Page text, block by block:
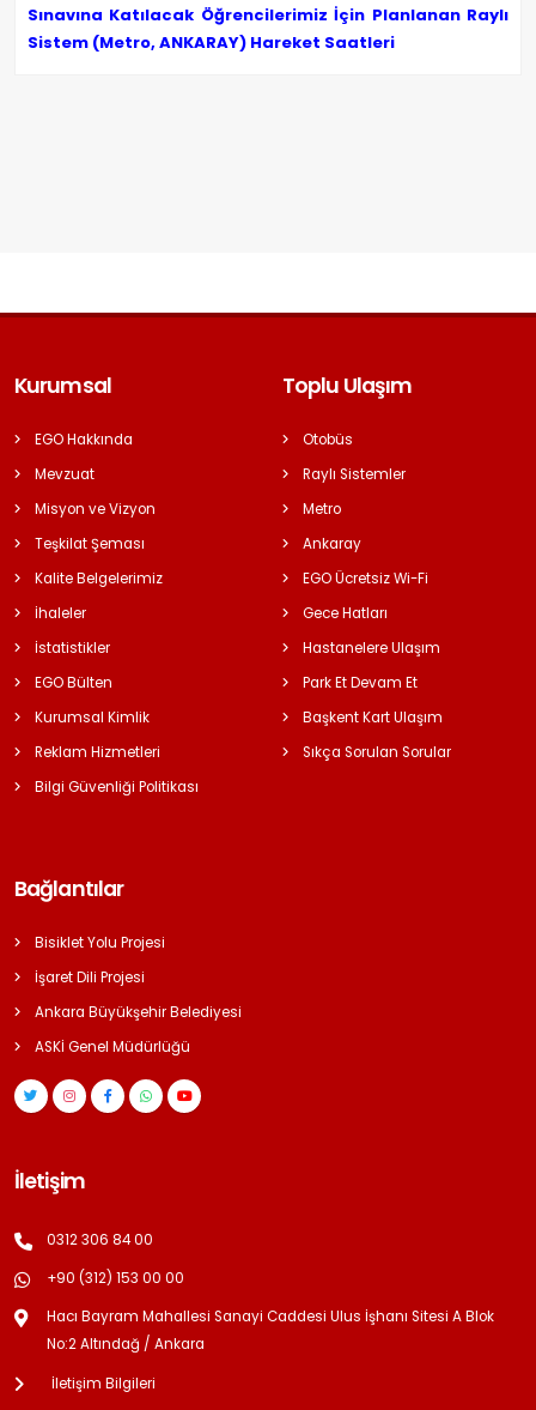
Sınavına Katılacak Öğrencilerimiz İçin Planlanan Raylı
Sistem (Metro, ANKARAY) Hareket Saatleri
Kurumsal
EGO Hakkında
Mevzuat
Misyon ve Vizyon
Teşkilat Şeması
Kalite Belgelerimiz
İhaleler
İstatistikler
EGO Bülten
Kurumsal Kimlik
Reklam Hizmetleri
Bilgi Güvenliği Politikası
Toplu Ulaşım
Otobüs
Raylı Sistemler
Metro
Ankaray
EGO Ücretsiz Wi-Fi
Gece Hatları
Hastanelere Ulaşım
Park Et Devam Et
Başkent Kart Ulaşım
Sıkça Sorulan Sorular
Bağlantılar
Bisiklet Yolu Projesi
İşaret Dili Projesi
Ankara Büyükşehir Belediyesi
ASKİ Genel Müdürlüğü
İletişim
0312 306 84 00
+90 (312) 153 00 00
Hacı Bayram Mahallesi Sanayi Caddesi Ulus İşhanı Sitesi A Blok
No:2 Altındağ / Ankara
İletişim Bilgileri